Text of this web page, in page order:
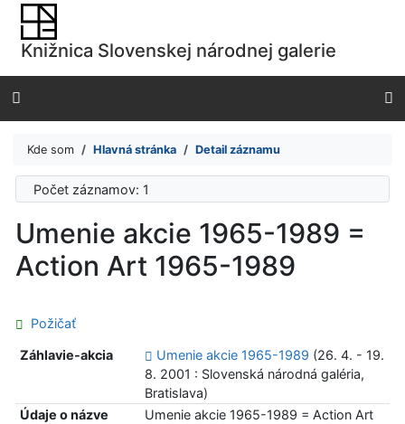
Prejsť na obsah
Prejsť na menu
Prehlásenie o webovej prístupnosti
Knižnica Slovenskej národnej galerie
Kde som Hlavná stránka Detail záznamu
Počet záznamov: 1
Umenie akcie 1965-1989 =
Action Art 1965-1989
Požičať
Záhlavie-akcia Umenie akcie 1965-1989 (26. 4. - 19.
8. 2001 : Slovenská národná galéria,
Bratislava)
Údaje o názve
Umenie akcie 1965-1989 = Action Art